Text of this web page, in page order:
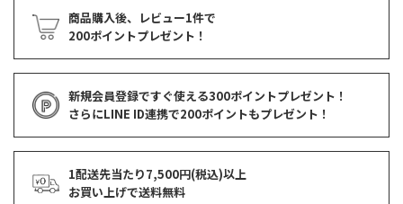
商品購入後、レビュー1件で
200ポイントプレゼント！
新規会員登録ですぐ使える300ポイントプレゼント！
さらにLINE ID連携で200ポイントもプレゼント！
1配送先当たり7,500円(税込)以上
お買い上げで送料無料